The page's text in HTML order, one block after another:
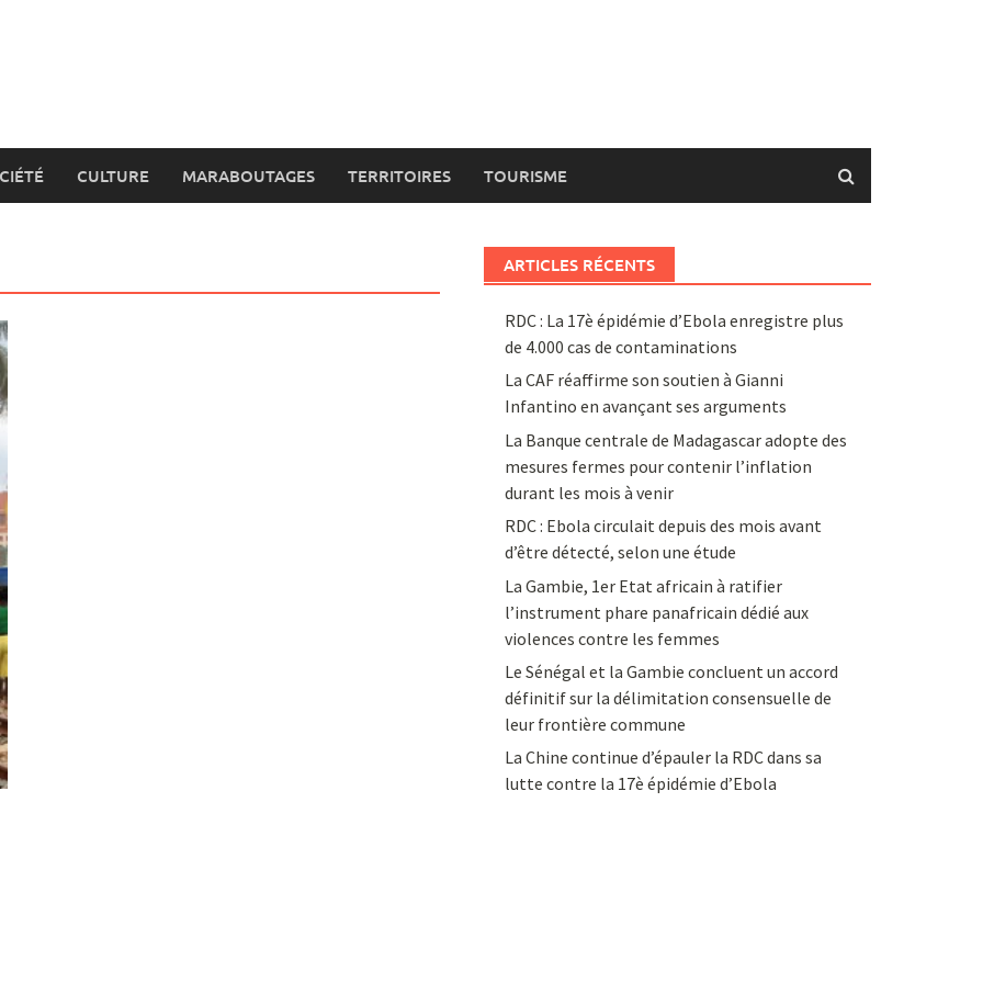
CULTURE MARABOUTAGES TERRITOIRES TOURISME
ARTICLES RÉCENTS
RDC : La 17è épidémie d’Ebola enregistre plus
de 4.000 cas de contaminations
La CAF réaffirme son soutien à Gianni
Infantino en avançant ses arguments
La Banque centrale de Madagascar adopte des
mesures fermes pour contenir l’inflation
durant les mois à venir
RDC : Ebola circulait depuis des mois avant
d’être détecté, selon une étude
La Gambie, 1er Etat africain à ratifier
l’instrument phare panafricain dédié aux
violences contre les femmes
Le Sénégal et la Gambie concluent un accord
définitif sur la délimitation consensuelle de
leur frontière commune
La Chine continue d’épauler la RDC dans sa
lutte contre la 17è épidémie d’Ebola